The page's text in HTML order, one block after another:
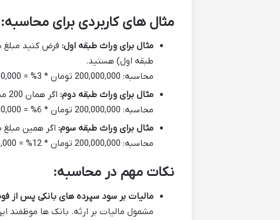
مثال های کاربردی برای محاسبه:
مثال برای وراث طبقه اول:
طبقه اول) هستید.
محاسبه: 200,000,000 تومان * 3% = 6,000,000 تومان مالیات.
مثال برای وراث طبقه دوم: اگر همان 200 میلیون تومان سپرده بانکی به برادر متوفی (وراث طبقه دوم) برسد.
محاسبه: 200,000,000 تومان * 6% = 12,000,000 تومان مالیات.
مثال برای وراث طبقه سوم: اگر همین
محاسبه: 200,000,000 تومان * 12% = 24,000,000 تومان مالیات.
نکات مهم در محاسبه:
مالیات بر سود سپرده های بانکی پس از
مشمول مالیات بر ارثه. بانک ها موظفند